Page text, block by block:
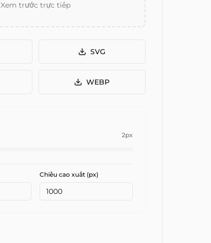
Xem trước trực tiếp
SVG
WEBP
2px
Chiều cao xuất (px)